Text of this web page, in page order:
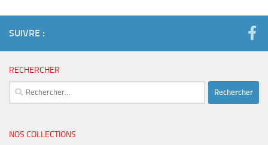
SUIVRE :
RECHERCHER
Rechercher :
NOS COLLECTIONS